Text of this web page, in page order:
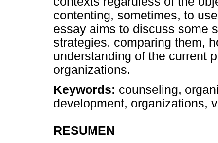
contenting, sometimes, to
essay aims to discuss some
strategies, comparing them,
understanding of the current
organizations.
Keywords: counseling,
development, organizations,
RESUMEN